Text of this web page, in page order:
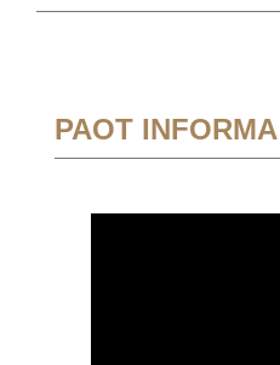
PAOT INFORMA